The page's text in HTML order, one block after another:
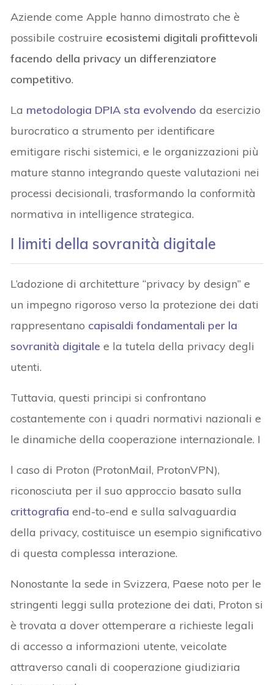
Aziende come Apple hanno dimostrato che è
possibile costruire ecosistemi digitali profittevoli
facendo della privacy un differenziatore
competitivo.
La metodologia DPIA sta evolvendo da esercizio
burocratico a strumento per identificare
emitigare rischi sistemici, e le organizzazioni più
mature stanno integrando queste valutazioni nei
processi decisionali, trasformando la conformità
normativa in intelligence strategica.
I limiti della sovranità digitale
L’adozione di architetture “privacy by design” e
un impegno rigoroso verso la protezione dei dati
rappresentano capisaldi fondamentali per la
sovranità digitale e la tutela della privacy degli
utenti.
Tuttavia, questi principi si confrontano
costantemente con i quadri normativi nazionali e
le dinamiche della cooperazione internazionale. I
l caso di Proton (ProtonMail, ProtonVPN),
riconosciuta per il suo approccio basato sulla
crittografia end-to-end e sulla salvaguardia
della privacy, costituisce un esempio significativo
di questa complessa interazione.
Nonostante la sede in Svizzera, Paese noto per le
stringenti leggi sulla protezione dei dati, Proton si
è trovata a dover ottemperare a richieste legali
di accesso a informazioni utente, veicolate
attraverso canali di cooperazione giudiziaria